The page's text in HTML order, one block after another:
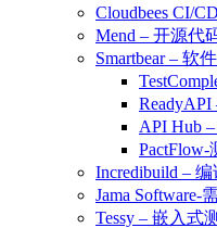
Cloudbees CI/
Mend – 开源代
Smartbear – 软
API Hub
Incredibuild –
Jama Software-
Tessy – 嵌入式